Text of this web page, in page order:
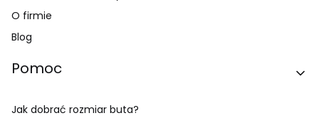
O firmie
Blog
Pomoc
Jak dobrać rozmiar buta?